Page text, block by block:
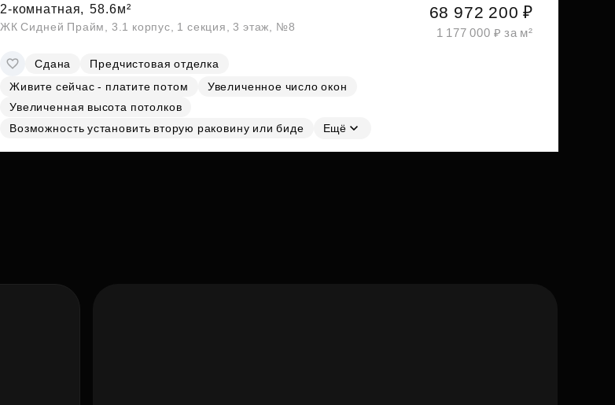
2-комнатная, 58.6м²
ЖК Сидней Прайм, 3.1 корпус, 1 секция, 3 этаж, №8
Сдана
Предчистовая отделка
Живите сейчас - платите потом
Увеличенное число окон
Увеличенная высота потолков
Возможность установить вторую раковину или биде
Ещё
68 972 200 ₽
1 177 000 ₽ за м²